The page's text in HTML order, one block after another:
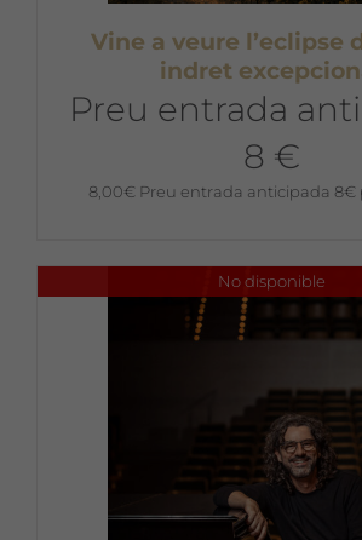
Vine a veure l’eclipse
indret
Preu entrada
8 €
8,00€ Preu entrada anticipada 8€
No disponible